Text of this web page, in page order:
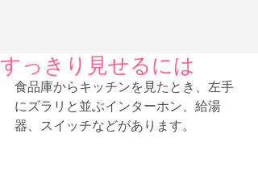
すっきり見せるには
食品庫からキッチンを見たとき、左手
にズラリと並ぶインターホン、給湯
器、スイッチなどがあります。